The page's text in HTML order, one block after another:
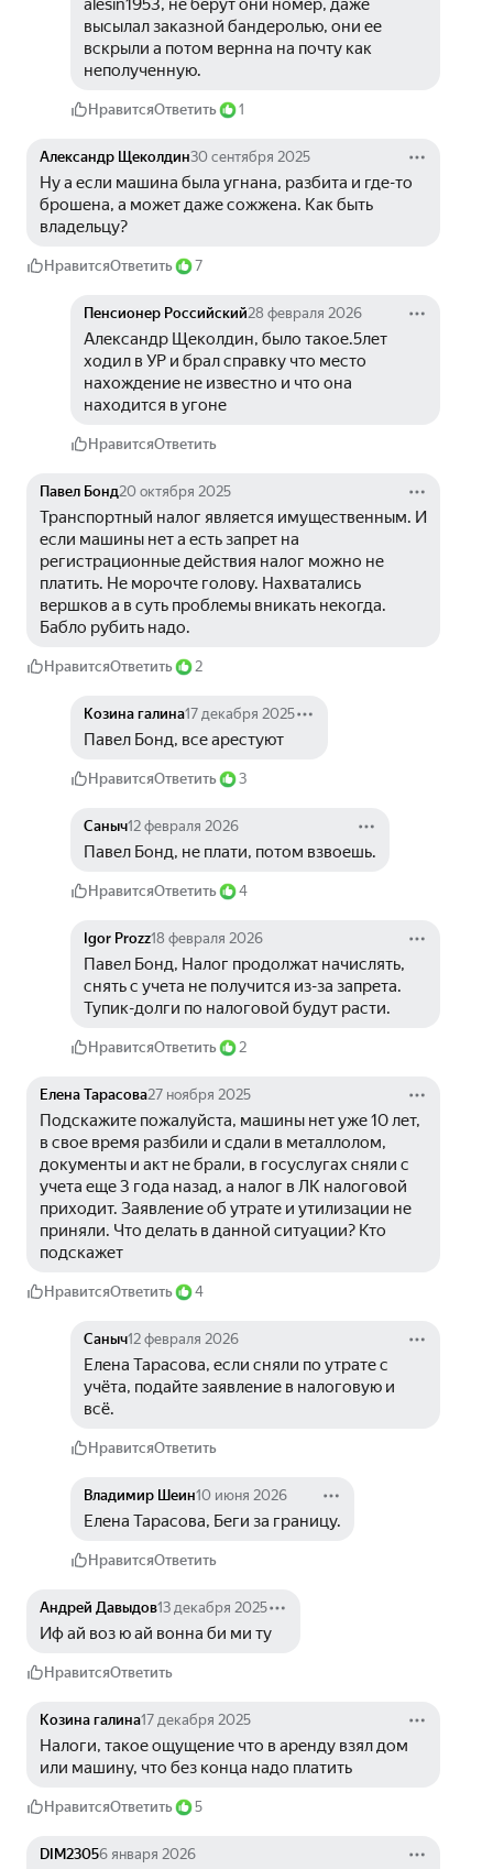
alesin1953, не берут они номер, даже
высылал заказной бандеролью, они ее
вскрыли а потом вернна на почту как
неполученную.
НравитсяОтветить 1
Александр Щеколдин30 сентября 2025
Ну а если машина была угнана, разбита и где-то
брошена, а может даже сожжена. Как быть
владельцу?
НравитсяОтветить 7
Пенсионер Российский28 февраля 2026
Александр Щеколдин, было такое.5лет
ходил в УР и брал справку что место
нахождение не известно и что она
находится в угоне
НравитсяОтветить
Павел Бонд20 октября 2025
Транспортный налог является имущественным. И
если машины нет а есть запрет на
регистрационные действия налог можно не
платить. Не морочте голову. Нахватались
вершков а в суть проблемы вникать некогда.
Бабло рубить надо.
НравитсяОтветить 2
Козина галина17 декабря 2025
Павел Бонд, все арестуют
НравитсяОтветить 3
Саныч12 февраля 2026
Павел Бонд, не плати, потом взвоешь.
НравитсяОтветить 4
Igor Prozz18 февраля 2026
Павел Бонд, Налог продолжат начислять,
снять с учета не получится из-за запрета.
Тупик-долги по налоговой будут расти.
НравитсяОтветить 2
Елена Тарасова27 ноября 2025
Подскажите пожалуйста, машины нет уже 10 лет,
в свое время разбили и сдали в металлолом,
документы и акт не брали, в госуслугах сняли с
учета еще 3 года назад, а налог в ЛК налоговой
приходит. Заявление об утрате и утилизации не
приняли. Что делать в данной ситуации? Кто
подскажет
НравитсяОтветить 4
Саныч12 февраля 2026
Елена Тарасова, если сняли по утрате с
учёта, подайте заявление в налоговую и
всё.
НравитсяОтветить
Владимир Шеин10 июня 2026
Елена Тарасова, Беги за границу.
НравитсяОтветить
Андрей Давыдов13 декабря 2025
Иф ай воз ю ай вонна би ми ту
НравитсяОтветить
Козина галина17 декабря 2025
Налоги, такое ощущение что в аренду взял дом
или машину, что без конца надо платить
НравитсяОтветить 5
DIM23056 января 2026